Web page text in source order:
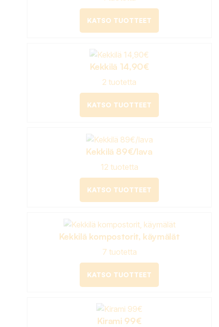
KATSO TUOTTEET
Kekkilä 14,90€
2 tuotetta
KATSO TUOTTEET
Kekkilä 89€/lava
12 tuotetta
KATSO TUOTTEET
Kekkilä kompostorit, käymälät
7 tuotetta
KATSO TUOTTEET
Kirami 99€